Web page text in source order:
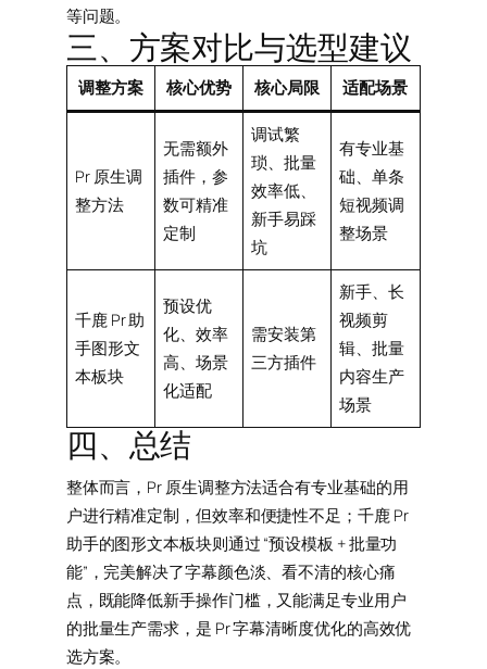
等问题。
三、方案对比与选型建议
调整方案 核心优势 核心局限 适配场景
Pr 原生调
整方法
无需额外
插件，参
数可精准
定制
调试繁
琐、批量
效率低、
新手易踩
坑
有专业基
础、单条
短视频调
整场景
千鹿 Pr 助
手图形文
本板块
预设优
化、效率
高、场景
化适配
需安装第
三方插件
新手、长
视频剪
辑、批量
内容生产
场景
四、总结
整体而言，Pr 原生调整方法适合有专业基础的用
户进行精准定制，但效率和便捷性不足；千鹿 Pr
助手的图形文本板块则通过 “预设模板 + 批量功
能”，完美解决了字幕颜色淡、看不清的核心痛
点，既能降低新手操作门槛，又能满足专业用户
的批量生产需求，是 Pr 字幕清晰度优化的高效优
选方案。